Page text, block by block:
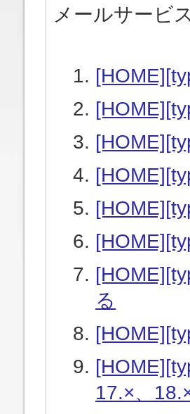
メールサービ
る
17.×、